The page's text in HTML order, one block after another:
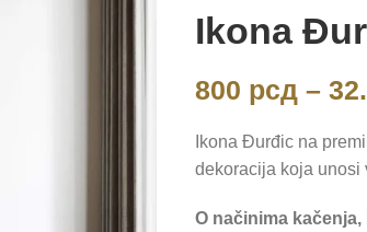
Ikona
800 рсд –
Ikona Đurđic na
dekoracija koja unosi
O načinima